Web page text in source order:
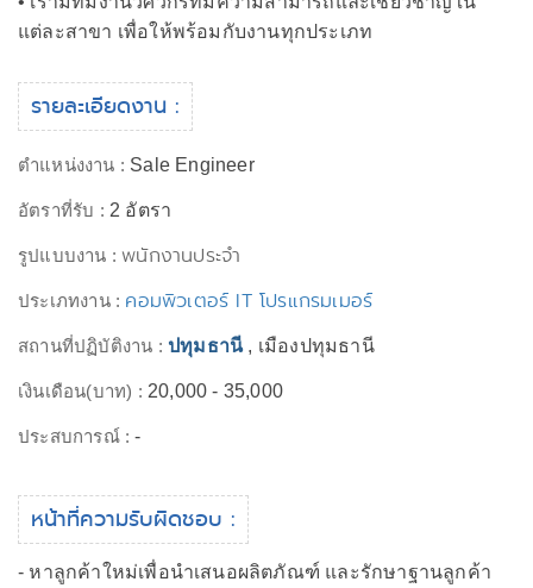
แต่ละสาขา เพื่อให้พร้อมกับงานทุกประเภท
รายละเอียดงาน :
ตำแหน่งงาน : Sale Engineer
อัตราที่รับ : 2 อัตรา
รูปแบบงาน :พนักงานประจำ
ประเภทงาน : คอมพิวเตอร์ IT โปรแกรมเมอร์
สถานที่ปฏิบัติงาน : ปทุมธานี, เมืองปทุมธานี
เงินเดือน(บาท) : 20,000 - 35,000
ประสบการณ์ :-
หน้าที่ความรับผิดชอบ :
- หาลูกค้าใหม่เพื่อนำเสนอผลิตภัณฑ์ และรักษาฐานลูกค้า